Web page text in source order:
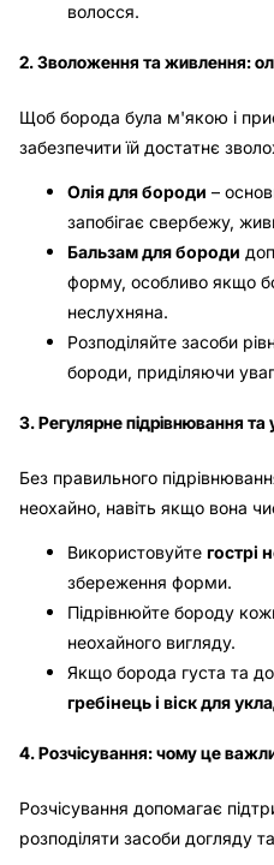
волосся.
2. Зволоження та живлення:
Щоб борода була м'якою і
забезпечити їй достатнє
Олія для бороди –
запобігає свербежу,
Бальзам для бороди
форму, особливо якщо
неслухняна.
Розподіляйте засоби
бороди, приділяючи
3. Регулярне підрівнювання та
Без правильного
неохайно, навіть якщо вона
Використовуйте гострі
збереження форми.
Підрівнюйте бороду
неохайного вигляду.
Якщо борода густа та
гребінець і віск для
4. Розчісування: чому це
Розчісування допомагає
розподіляти засоби догляду